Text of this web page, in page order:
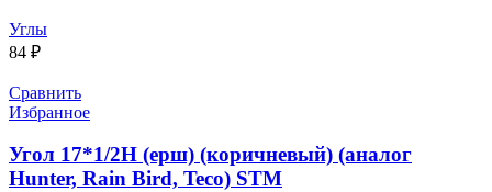
Углы
84 ₽
Сравнить
Избранное
Угол 17*1/2Н (ерш) (коричневый) (аналог
Hunter, Rain Bird, Teco) STM